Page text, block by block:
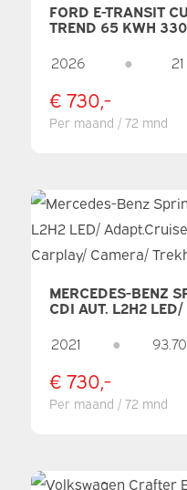
FORD E-TRANSIT
TREND 65 KWH
2.3T TREKVERM./
STOELVERW./
2026 ●
€ 730,-
Per maand / 72 mnd
MERCEDES-BENZ
CDI AUT. L2H2
CAMERA/
2021 ●
€ 730,-
Per maand / 72 mnd